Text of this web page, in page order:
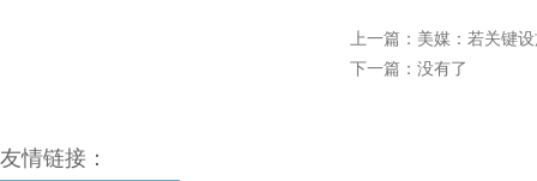
上一篇： 美媒：若关键
下一篇：没有了
友情链接：